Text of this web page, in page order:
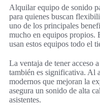
Alquilar equipo de sonido
para quienes buscan
uno de los principales
mucho en equipos propios.
usan estos equipos todo el
La ventaja de tener acceso
también es significativa. Al
modernos que mejoran la
asegura un sonido de alta
asistentes.